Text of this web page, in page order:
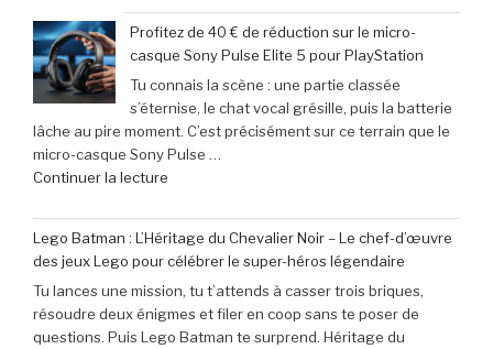
pas
manquer
en
juin
2026 »
exceptionnelle
:
le
clavier
Corsair
K70
Pro
seulement
79,99
€
(-16% »
Profitez de 40 € de réduction sur le micro-
casque Sony Pulse Elite 5 pour PlayStation
Tu connais la scène : une partie classée
s’éternise, le chat vocal grésille, puis la batterie
lâche au pire moment. C’est précisément sur ce terrain que le
micro-casque Sony Pulse …
Continuer la lecture
de
40
€
de
réduction
sur
Lego Batman : L’Héritage du Chevalier Noir – Le chef-d’œuvre
des jeux Lego pour célébrer le super-héros légendaire
Tu lances une mission, tu t’attends à casser trois briques,
résoudre deux énigmes et filer en coop sans te poser de
questions. Puis Lego Batman te surprend. Héritage du